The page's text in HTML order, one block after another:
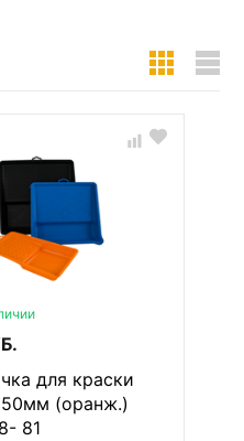
для краски
(оранж.)
81